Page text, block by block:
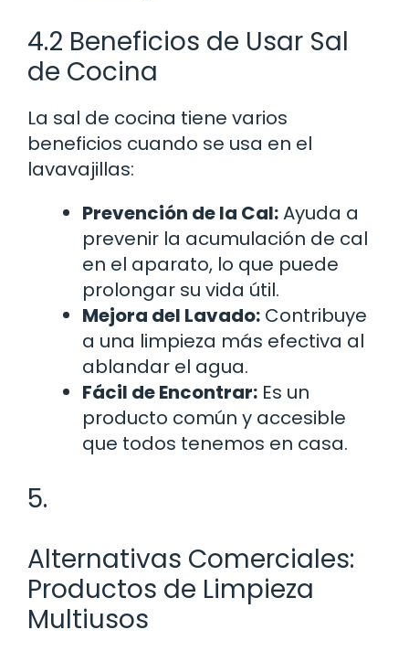
4.2 Beneficios de Usar Sal
de Cocina
La sal de cocina tiene varios
beneficios cuando se usa en el
lavavajillas:
Prevención de la Cal:Ayuda a
prevenir la acumulación de cal
en el aparato, lo que puede
prolongar su vida útil.
Mejora del Lavado: Contribuye
a una limpieza más efectiva al
ablandar el agua.
Fácil de Encontrar: Es un
producto común y accesible
que todos tenemos en casa.
5.
Alternativas Comerciales:
Productos de Limpieza
Multiusos